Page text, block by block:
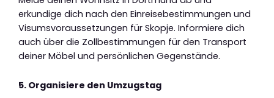
erkundige dich nach den Einreisebestimmungen und
Visumsvoraussetzungen für Skopje. Informiere dich
auch über die Zollbestimmungen für den Transport
deiner Möbel und persönlichen Gegenstände.
5. Organisiere den Umzugstag